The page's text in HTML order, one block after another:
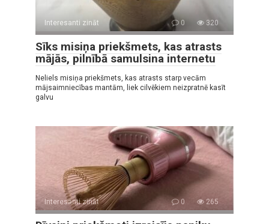
Interesanti zināt 0 320
Sīks misiņa priekšmets, kas atrasts
mājās, pilnībā samulsina internetu
Neliels misiņa priekšmets, kas atrasts starp vecām
mājsaimniecības mantām, liek cilvēkiem neizpratnē kasīt
galvu
Interesanti zināt 0 265